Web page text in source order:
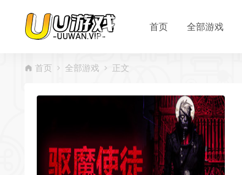
首页 全部游戏
首页 全部游戏 正文